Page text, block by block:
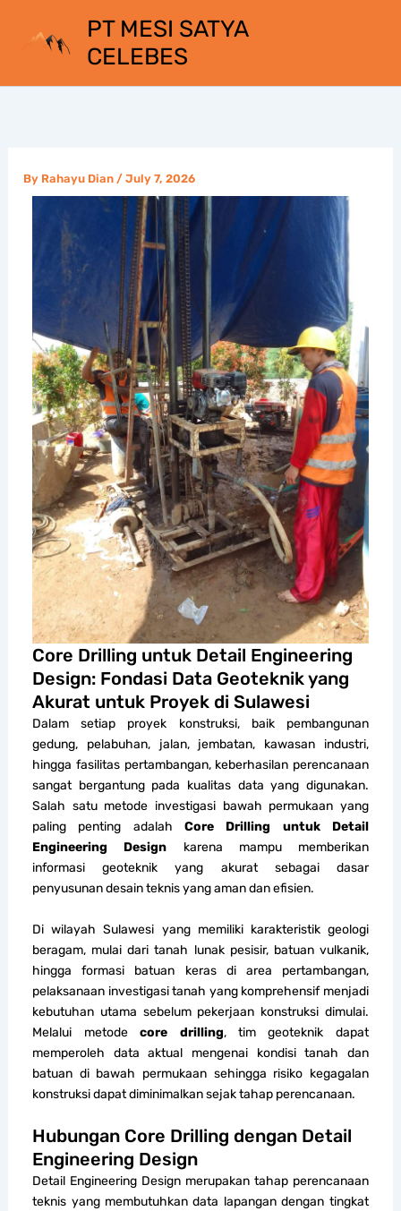
PT MESI SATYA
CELEBES
By Rahayu Dian /July 7, 2026
Core Drilling untuk Detail Engineering
Design: Fondasi Data Geoteknik yang
Akurat untuk Proyek di Sulawesi
Dalam setiap proyek konstruksi, baik pembangunan
gedung, pelabuhan, jalan, jembatan, kawasan industri,
hingga fasilitas pertambangan, keberhasilan perencanaan
sangat bergantung pada kualitas data yang digunakan.
Salah satu metode investigasi bawah permukaan yang
paling penting adalah Core Drilling untuk Detail
Engineering Design karena mampu memberikan
informasi geoteknik yang akurat sebagai dasar
penyusunan desain teknis yang aman dan efisien.
Di wilayah Sulawesi yang memiliki karakteristik geologi
beragam, mulai dari tanah lunak pesisir, batuan vulkanik,
hingga formasi batuan keras di area pertambangan,
pelaksanaan investigasi tanah yang komprehensif menjadi
kebutuhan utama sebelum pekerjaan konstruksi dimulai.
Melalui metodecore drilling, tim geoteknik dapat
memperoleh data aktual mengenai kondisi tanah dan
batuan di bawah permukaan sehingga risiko kegagalan
konstruksi dapat diminimalkan sejak tahap perencanaan.
Hubungan Core Drilling dengan Detail
Engineering Design
Detail Engineering Design merupakan tahap perencanaan
teknis yang membutuhkan data lapangan dengan tingkat